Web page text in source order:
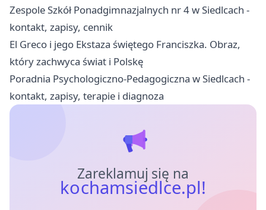
Zespole Szkół Ponadgimnazjalnych nr 4 w Siedlcach -
kontakt, zapisy, cennik
El Greco i jego Ekstaza świętego Franciszka. Obraz,
który zachwyca świat i Polskę
Poradnia Psychologiczno-Pedagogiczna w Siedlcach -
kontakt, zapisy, terapie i diagnoza
Zareklamuj się na
kochamsiedlce.pl!